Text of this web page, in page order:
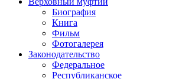
Биография
Книга
Фильм
Фотогалерея
Законодательство
Федеральное
Республиканское